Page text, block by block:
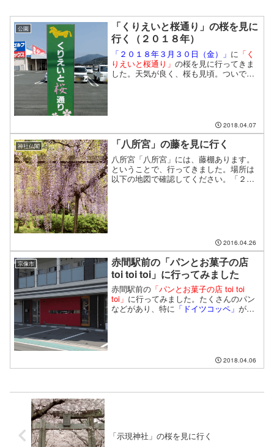
公園
「くりえいと桜通り」の桜を見に
行く（２０１８年）
「２０１８年３月３０日（金）」 に 「く
りえいと桜通り」の桜を見に行ってきま
した。天気が良く、桜も見頃。ついでに
2018.04.07
神社仏閣 「八所宮」の藤を見に行く
八所宮「八所宮」には、藤棚あります。
ということで、行ってきました。場所は
以下の地図で確認してください。「２０
2016.04.26
宗像市
赤間駅前の「パンとお菓子の店
toi toi toi」に行ってみました
赤間駅前の 「パンとお菓子の店 toi toi
toi」 に行ってみました。たくさんのパン
などがあり、特に 「ドイツコッペ」がお
2018.04.06
「示現神社」の桜を見に行く